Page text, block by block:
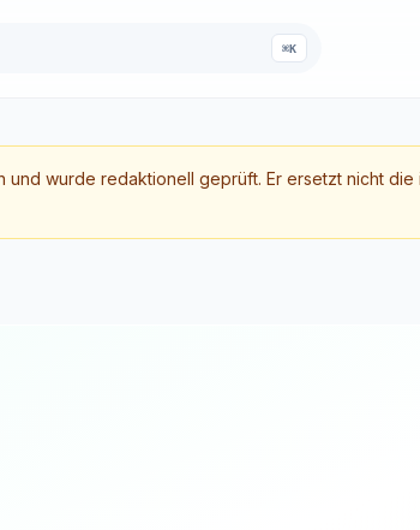
⌘K
wurde redaktionell geprüft. Er ersetzt nicht